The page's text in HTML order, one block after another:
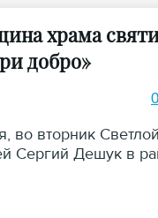
храма
добро»
во вторник
Сергий Дешук в